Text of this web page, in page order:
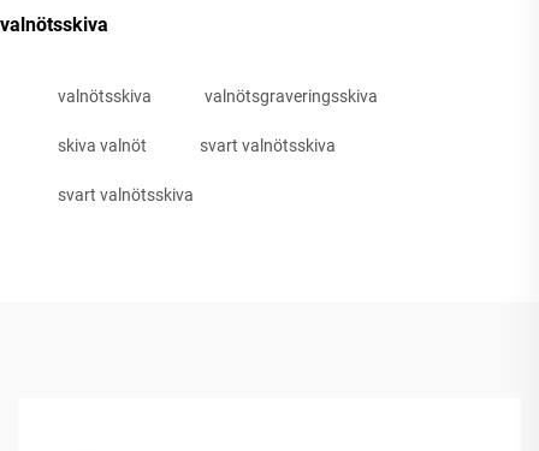
valnötsskiva
valnötsskiva valnötsgraveringsskiva
skiva valnöt svart valnötsskiva
svart valnötsskiva